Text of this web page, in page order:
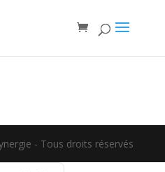
- Tous droits réservés